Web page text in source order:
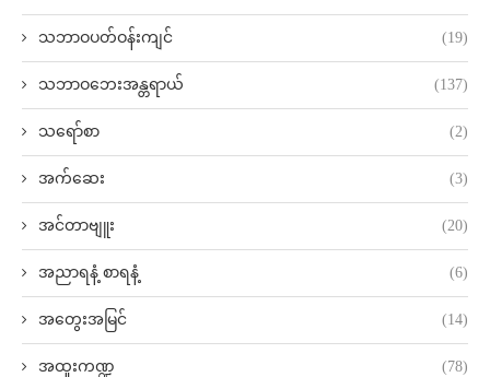
သဘာဝပတ်ဝန်းကျင် (19)
သဘာဝဘေးအန္တရာယ် (137)
သရော်စာ (2)
အက်ဆေး (3)
အင်တာဗျူး (20)
အညာရနံ့ စာရနံ့ (6)
အတွေးအမြင် (14)
အထူးကဏ္ဍ (78)